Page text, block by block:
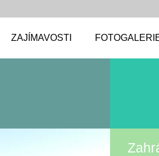
ZAJÍMAVOSTI